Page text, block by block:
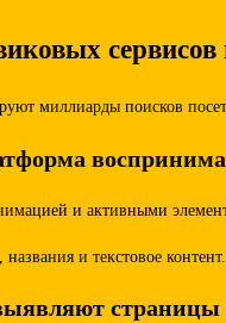
сервисов
миллиарды поисков
и активными
названия и текстовое
страницы